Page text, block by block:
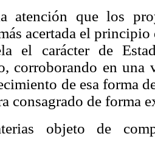
atención que los
acertada el
el carácter de
corroborando en una
de esa forma
consagrado de forma
objeto de